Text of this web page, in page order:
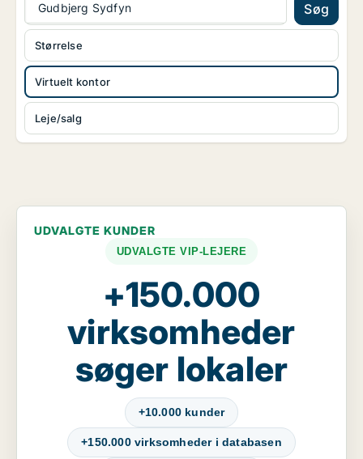
Gudbjerg Sydfyn Søg
Virtuelt kontor
Leje/salg
Størrelse
UDVALGTE KUNDER
UDVALGTE VIP-LEJERE
+150.000
virksomheder
søger lokaler
+10.000 kunder
+150.000 virksomheder i databasen